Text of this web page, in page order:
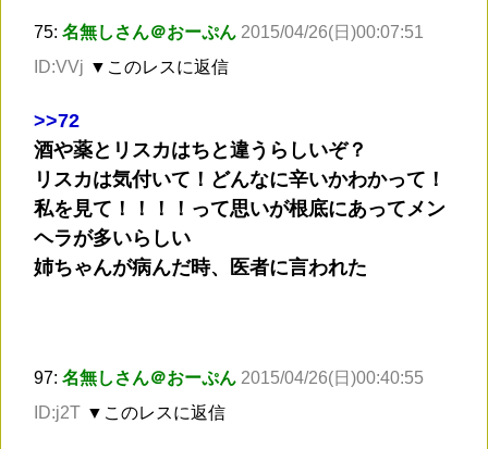
75: 名無しさん＠おーぷん 2015/04/26(日)00:07:51
ID:VVj ▼このレスに返信
>>72
酒や薬とリスカはちと違うらしいぞ？
リスカは気付いて！どんなに辛いかわかって！
私を見て！！！！って思いが根底にあってメン
ヘラが多いらしい
姉ちゃんが病んだ時、医者に言われた
97: 名無しさん＠おーぷん 2015/04/26(日)00:40:55
ID:j2T ▼このレスに返信